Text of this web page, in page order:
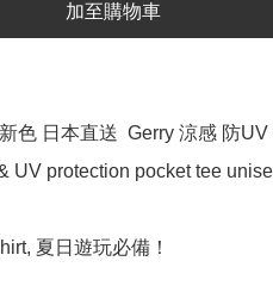
加至購物車
色 日本直送  Gerry 涼感 防UV
UV protection pocket tee
夏日遊玩必備！